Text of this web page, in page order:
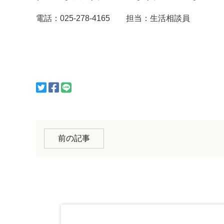
電話： 025-278-4165 担当：生活相談員
前の記事